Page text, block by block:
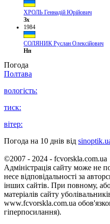
ХРОЛЬ Геннадій Юрійович
Зх
1984
СОЛЯНИК Руслан Олексійович
Нп
Погода
Полтава
вологість:
тиск:
вітер:
Погода на 10 днів від
©2007 - 2024 - fcvorskla.com.ua
Адміністрація сайту може не
несе відповідальності за
інших сайтів. При повному,
матеріалів сайту
www.fcvorskla.com.ua
гіперпосилання).